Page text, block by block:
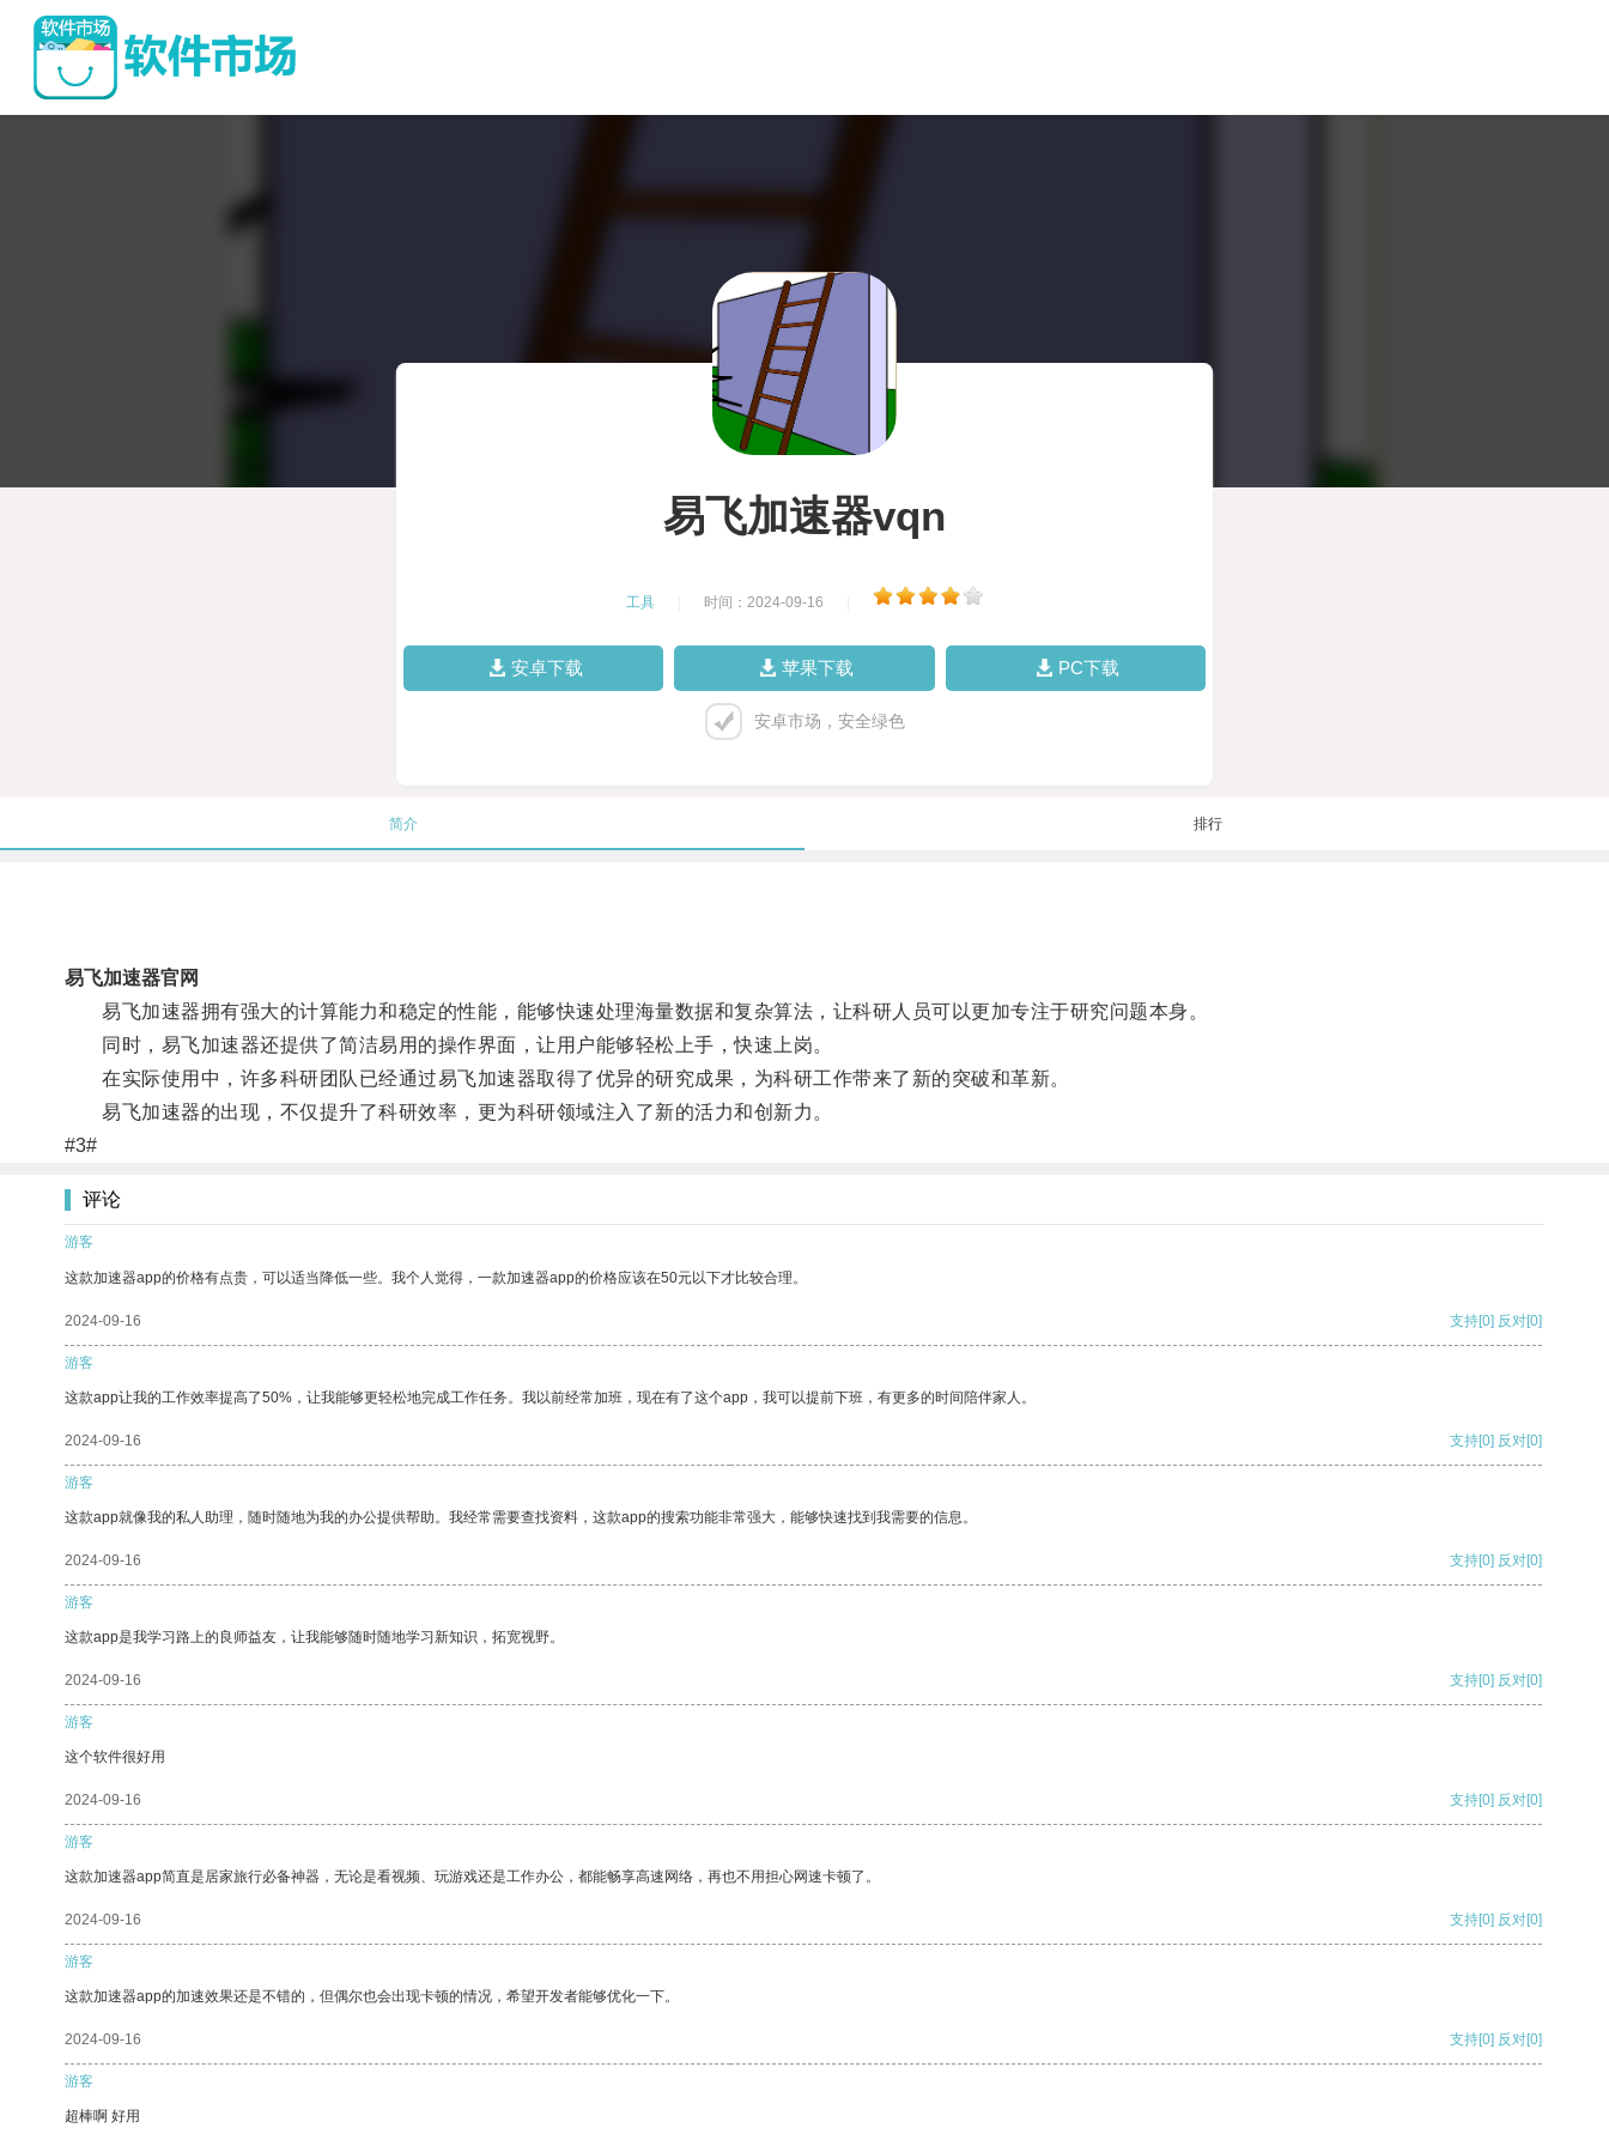
易飞加速器vqn
工具 时间：2024-09-16
安卓下载 苹果下载 PC下载
安卓市场，安全绿色
简介 排行
易飞加速器官网
易飞加速器拥有强大的计算能力和稳定的性能，能够快速处理海量数据和复杂算法，让科研人员可以更加专注于研究问题本身。
同时，易飞加速器还提供了简洁易用的操作界面，让用户能够轻松上手，快速上岗。
在实际使用中，许多科研团队已经通过易飞加速器取得了优异的研究成果，为科研工作带来了新的突破和革新。
易飞加速器的出现，不仅提升了科研效率，更为科研领域注入了新的活力和创新力。
#3#
评论
游客
这款加速器app的价格有点贵，可以适当降低一些。我个人觉得，一款加速器app的价格应该在50元以下才比较合理。
2024-09-16 支持[0] 反对[0]
游客
这款app让我的工作效率提高了50%，让我能够更轻松地完成工作任务。我以前经常加班，现在有了这个app，我可以提前下班，有更多的时间陪伴家人。
2024-09-16 支持[0] 反对[0]
游客
这款app就像我的私人助理，随时随地为我的办公提供帮助。我经常需要查找资料，这款app的搜索功能非常强大，能够快速找到我需要的信息。
2024-09-16 支持[0] 反对[0]
游客
这款app是我学习路上的良师益友，让我能够随时随地学习新知识，拓宽视野。
2024-09-16 支持[0] 反对[0]
游客
这个软件很好用
2024-09-16 支持[0] 反对[0]
游客
这款加速器app简直是居家旅行必备神器，无论是看视频、玩游戏还是工作办公，都能畅享高速网络，再也不用担心网速卡顿了。
2024-09-16 支持[0] 反对[0]
游客
这款加速器app的加速效果还是不错的，但偶尔也会出现卡顿的情况，希望开发者能够优化一下。
2024-09-16 支持[0] 反对[0]
游客
超棒啊 好用